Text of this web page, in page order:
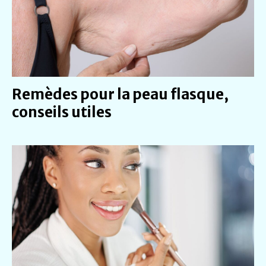
Remèdes pour la peau flasque,
conseils utiles